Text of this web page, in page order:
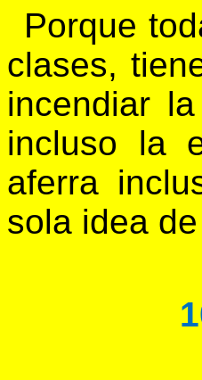
Porque
clases,
incendiar
incluso la
aferra
sola idea